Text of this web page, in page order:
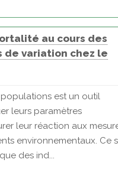
au cours des
variation chez le
est un outil
leurs paramètres
leur réaction aux
environnementaux. Ce
des ind...